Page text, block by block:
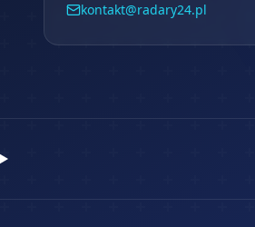
kontakt@radary24.pl